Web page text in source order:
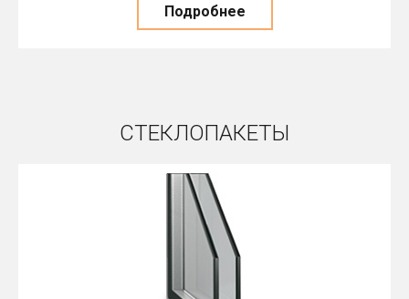
Подробнее
СТЕКЛОПАКЕТЫ